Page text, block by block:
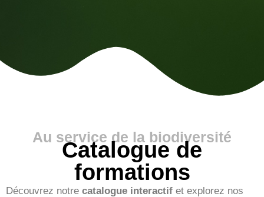
Au service de la biodiversité
Catalogue de
formations
Découvrez notre catalogue interactif et explorez nos